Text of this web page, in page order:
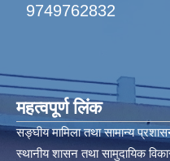
9749762832
महत्वपूर्ण लिंक
सङ्घीय मामिला तथा सामान्य
स्थानीय शासन तथा सामुदायिक